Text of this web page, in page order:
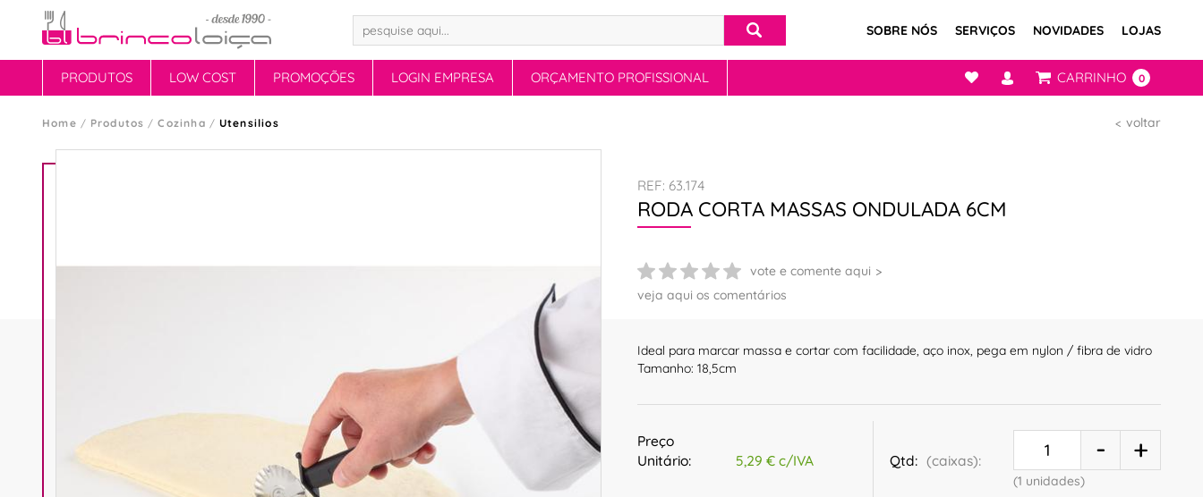
SOBRE NÓS SERVIÇOS NOVIDADES LOJAS
PRODUTOS LOW COST PROMOÇÕES LOGIN EMPRESA ORÇAMENTO PROFISSIONAL CARRINHO 0
Home Produtos Cozinha Utensilios voltar
REF: 63.174
RODA CORTA MASSAS ONDULADA 6CM
vote e comente aqui
veja aqui os comentários
Ideal para marcar massa e cortar com facilidade, aço inox, pega em nylon / fibra de vidro
Tamanho: 18,5cm
Preço
Unitário:
5,29 € c/IVA Qtd: (caixas):
(1 unidades)